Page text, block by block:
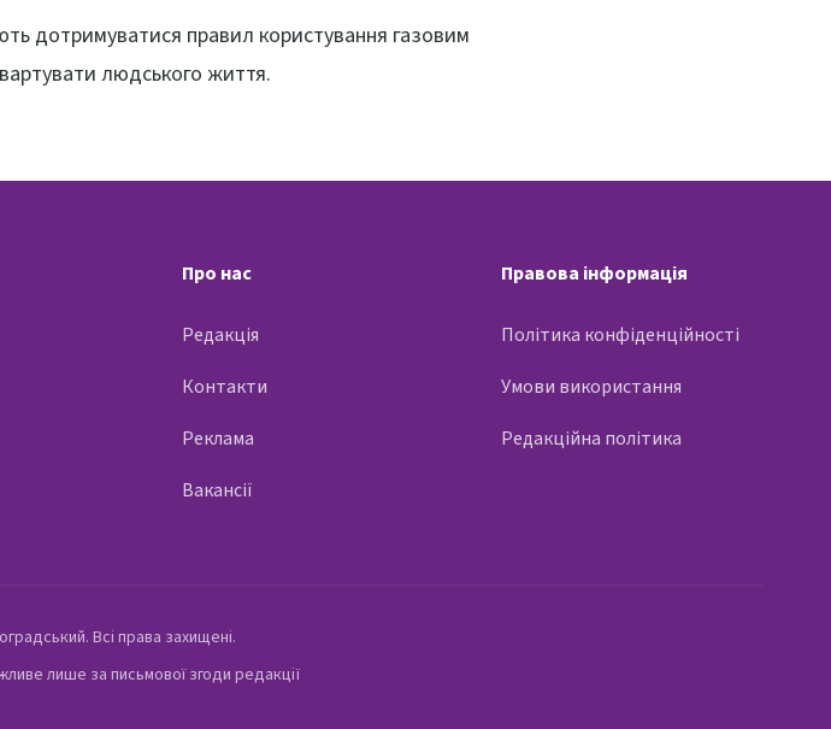
дотримуватися правил користування газовим
людського життя.
Про нас
Редакція
Контакти
Реклама
Вакансії
Правова інформація
Політика конфіденційності
Умови використання
Редакційна політика
Всі права захищені.
лише за письмової згоди редакції